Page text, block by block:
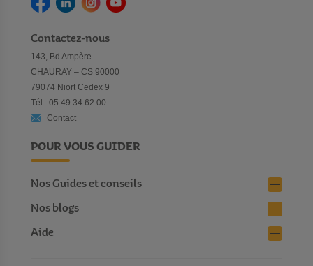
Contactez-nous
143, Bd Ampère
CHAURAY – CS 90000
79074 Niort Cedex 9
Tél : 05 49 34 62 00
Contact
POUR VOUS GUIDER
Nos Guides et conseils
Nos blogs
Aide